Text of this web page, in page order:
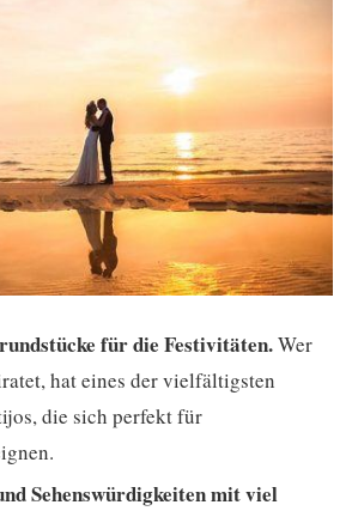
für die Festivitäten.Wer
hat eines der vielfältigsten
die sich perfekt für
Sehenswürdigkeiten mit viel